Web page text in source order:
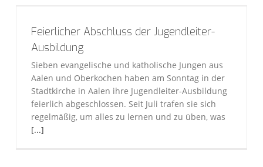
Feierlicher Abschluss der Jugendleiter-
Ausbildung
Sieben evangelische und katholische Jungen aus
Aalen und Oberkochen haben am Sonntag in der
Stadtkirche in Aalen ihre Jugendleiter-Ausbildung
feierlich abgeschlossen. Seit Juli trafen sie sich
regelmäßig, um alles zu lernen und zu üben, was
[...]